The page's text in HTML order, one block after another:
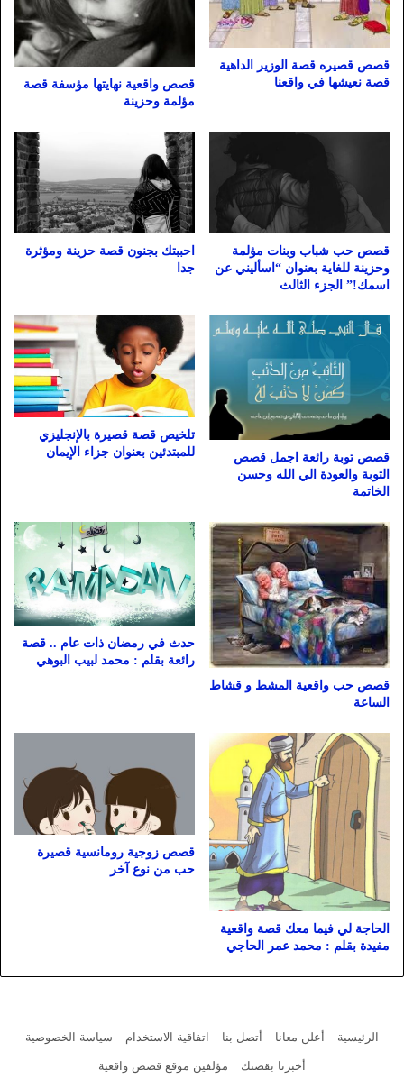
قصص قصيره قصة الوزير الداهية
قصة نعيشها في واقعنا
قصص واقعية نهايتها مؤسفة قصة
مؤلمة وحزينة
قصص حب شباب وبنات مؤلمة
وحزينة للغاية بعنوان “اسأليني عن
اسمك!” الجزء الثالث
احببتك بجنون قصة حزينة ومؤثرة
جدا
قصص توبة رائعة اجمل قصص
التوبة والعودة الي الله وحسن
الخاتمة
تلخيص قصة قصيرة بالإنجليزي
للمبتدئين بعنوان جزاء الإيمان
قصص حب واقعية المشط و قشاط
الساعة
حدث في رمضان ذات عام .. قصة
رائعة بقلم : محمد لبيب البوهي
الحاجة لي فيما معك قصة واقعية
مفيدة بقلم : محمد عمر الحاجي
قصص زوجية رومانسية قصيرة
حب من نوع آخر
الرئيسية أعلن معانا أتصل بنا اتفاقية الاستخدام
سياسة الخصوصية
أخبرنا بقصتك
مؤلفين موقع قصص واقعية